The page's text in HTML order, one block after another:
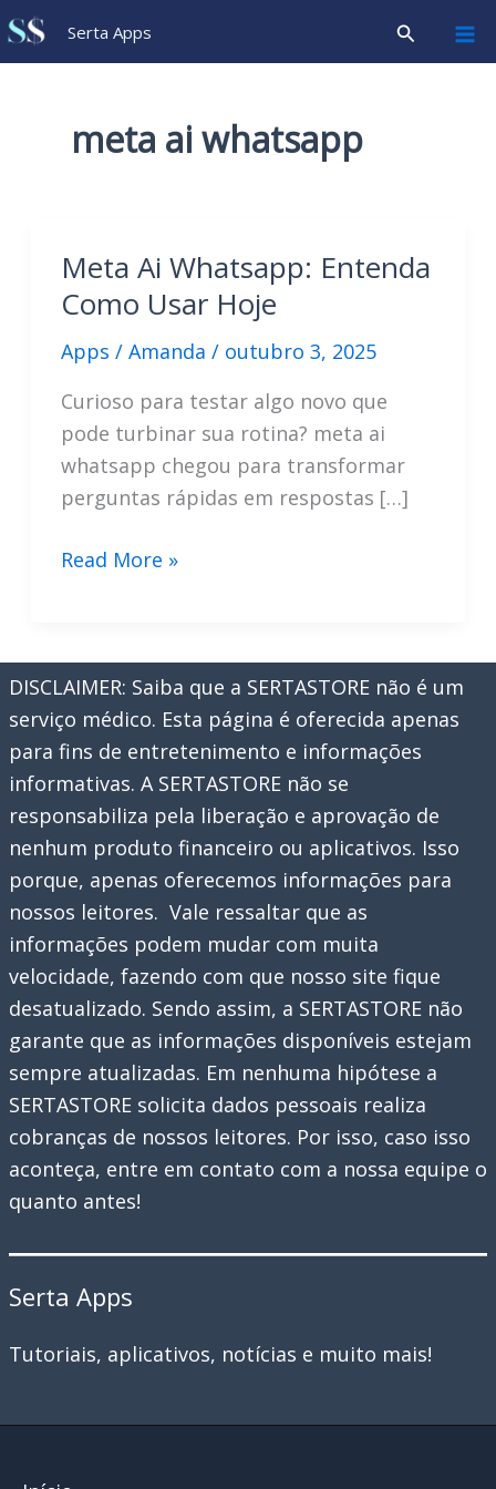
Ir
para
Serta Apps Pesquisar
meta ai whatsapp
Meta Ai Whatsapp: Entenda
Como Usar Hoje
Apps / Amanda / outubro 3, 2025
Curioso para testar algo novo que
pode turbinar sua rotina? meta ai
whatsapp chegou para transformar
perguntas rápidas em respostas […]
Meta
Como
Usar
Hoje
Read More »
DISCLAIMER: Saiba que a SERTASTORE não é um
serviço médico. Esta página é oferecida apenas
para fins de entretenimento e informações
informativas. A SERTASTORE não se
responsabiliza pela liberação e aprovação de
nenhum produto financeiro ou aplicativos. Isso
porque, apenas oferecemos informações para
nossos leitores. Vale ressaltar que as
informações podem mudar com muita
velocidade, fazendo com que nosso site fique
desatualizado. Sendo assim, a SERTASTORE não
garante que as informações disponíveis estejam
sempre atualizadas. Em nenhuma hipótese a
SERTASTORE solicita dados pessoais realiza
cobranças de nossos leitores. Por isso, caso isso
aconteça, entre em contato com a nossa equipe o
quanto antes!
Serta Apps
Tutoriais, aplicativos, notícias e muito mais!